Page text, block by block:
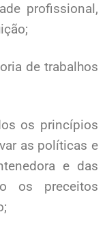
profissional,
de trabalhos
os princípios
as políticas e
e das
os preceitos